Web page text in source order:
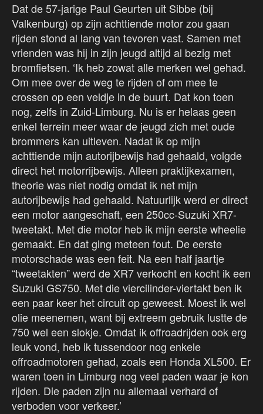
Dat de 57-jarige Paul Geurten uit Sibbe (bij
Valkenburg) op zijn achttiende motor zou gaan
rijden stond al lang van tevoren vast. Samen met
vrienden was hij in zijn jeugd altijd al bezig met
bromfietsen. ‘Ik heb zowat alle merken wel gehad.
Om mee over de weg te rijden of om mee te
crossen op een veldje in de buurt. Dat kon toen
nog, zelfs in Zuid-Limburg. Nu is er helaas geen
enkel terrein meer waar de jeugd zich met oude
brommers kan uitleven. Nadat ik op mijn
achttiende mijn autorijbewijs had gehaald, volgde
direct het motorrijbewijs. Alleen praktijkexamen,
theorie was niet nodig omdat ik net mijn
autorijbewijs had gehaald. Natuurlijk werd er direct
een motor aangeschaft, een 250cc-Suzuki XR7-
tweetakt. Met die motor heb ik mijn eerste wheelie
gemaakt. En dat ging meteen fout. De eerste
motorschade was een feit. Na een half jaartje
“tweetakten” werd de XR7 verkocht en kocht ik een
Suzuki GS750. Met die viercilinder-viertakt ben ik
een paar keer het circuit op geweest. Moest ik wel
olie meenemen, want bij extreem gebruik lustte de
750 wel een slokje. Omdat ik offroadrijden ook erg
leuk vond, heb ik tussendoor nog enkele
offroadmotoren gehad, zoals een Honda XL500. Er
waren toen in Limburg nog veel paden waar je kon
rijden. Die paden zijn nu allemaal verhard of
verboden voor verkeer.’